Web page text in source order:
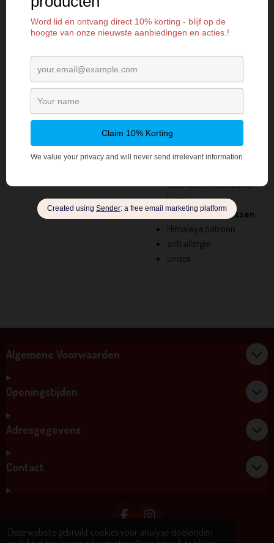
Deze website gebruikt cookies voor analyse-doeleinden
Luxueuze Zachtheid:
Geniet van het zachte
Ondersteunt traditioneel
milieubewustzijn.
Tijdloze Stijl: Een veelzijdig
accessoire voor elke
gelegenheid.
deze luxe en duurzame
keuze.
met de hand wassen
Himalaya patroon
anti allergie
unisex
Algemene Voorwaarden
Openingstijden
Adresgegevens
Contact
F
A
I
N
© 2019-2026 Kostbaar Tibet